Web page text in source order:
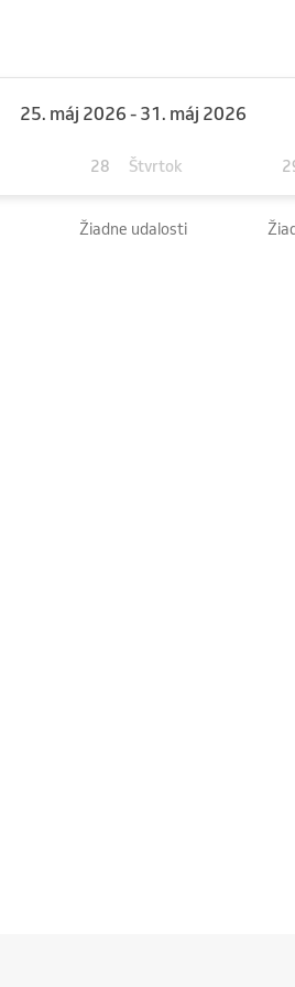
25. máj 2026 - 31. máj 2026
28 Štvrtok
Žiadne udalosti